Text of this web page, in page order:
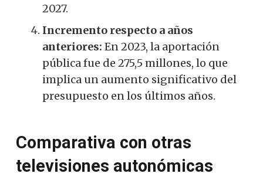
2027.
Incremento respecto a años
anteriores: En 2023, la aportación
pública fue de 275,5 millones, lo que
implica un aumento significativo del
presupuesto en los últimos años.
Comparativa con otras
televisiones autonómicas